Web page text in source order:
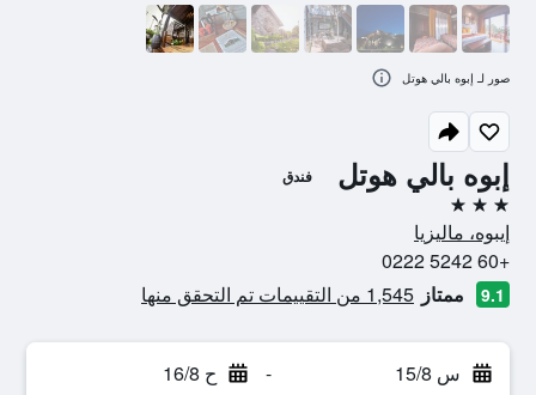
إبوه بالي هوتل فندق
3 نجوم
إيبوه، ماليزيا
+60 5242 0222
9.1 ممتاز 1,545 من التقييمات تم التحقق منها
س 15/8 - ح 16/8
صور لـ إبوه بالي هوتل